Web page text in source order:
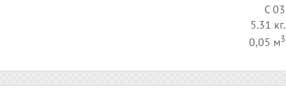
С 03
5.31 кг.
0,05 м3